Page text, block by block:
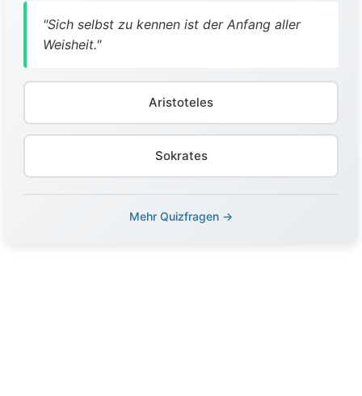
"Sich selbst zu kennen ist der Anfang aller
Weisheit."
Aristoteles
Sokrates
Mehr Quizfragen →